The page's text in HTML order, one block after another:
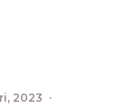
2023 ·